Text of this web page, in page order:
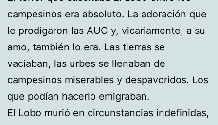
campesinos era absoluto. La adoración que
le prodigaron las AUC y, vicariamente, a su
amo, también lo era. Las tierras se
vaciaban, las urbes se llenaban de
campesinos miserables y despavoridos. Los
que podían hacerlo emigraban.
El Lobo murió en circunstancias indefinidas,